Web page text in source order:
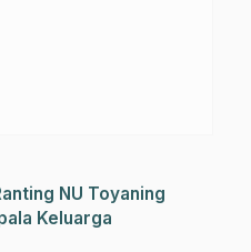
NU Toyaning
Keluarga